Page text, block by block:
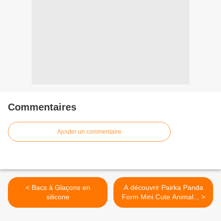
Commentaires
Ajouter un commentaire
< Bacs à Glaçons en
silicone
A découvrir Pairka Panda
Form Mini Cute Animal... >